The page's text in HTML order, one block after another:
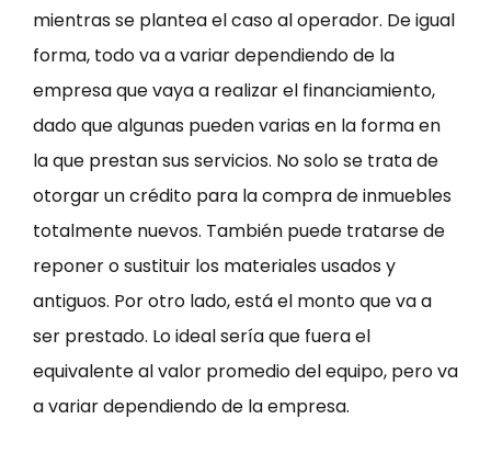
mientras se plantea el caso al operador. De igual
forma, todo va a variar dependiendo de la
empresa que vaya a realizar el financiamiento,
dado que algunas pueden varias en la forma en
la que prestan sus servicios. No solo se trata de
otorgar un crédito para la compra de inmuebles
totalmente nuevos. También puede tratarse de
reponer o sustituir los materiales usados y
antiguos. Por otro lado, está el monto que va a
ser prestado. Lo ideal sería que fuera el
equivalente al valor promedio del equipo, pero va
a variar dependiendo de la empresa.